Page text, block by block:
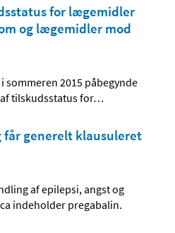
for lægemidler
og lægemidler mod
2015 påbegynde
tilskudsstatus for…
får generelt klausuleret
af epilepsi, angst og
indeholder pregabalin.